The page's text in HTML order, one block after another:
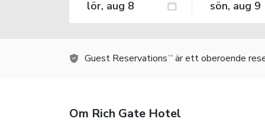
Guest Reservations TM är ett oberoende
Om Rich Gate Hotel